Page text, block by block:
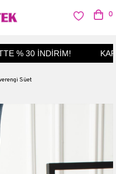
% 30 İNDİRİM!
0
Süet